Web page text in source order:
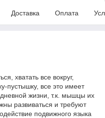
Доставка Оплата
хватать все вокруг,
пустышку, все это имеет
жизни, т.к. мышцы их
развиваться и требуют
подвижного языка